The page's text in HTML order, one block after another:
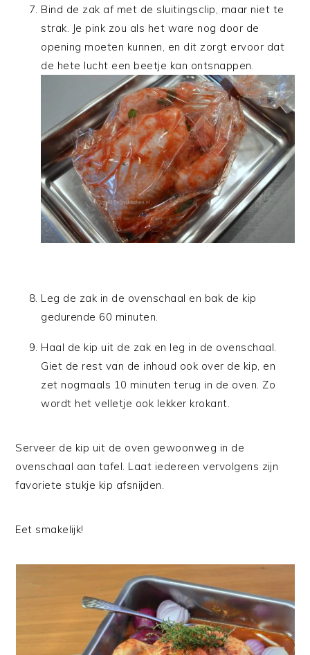
Bind de zak af met de sluitingsclip, maar niet te
strak. Je pink zou als het ware nog door de
opening moeten kunnen, en dit zorgt ervoor dat
de hete lucht een beetje kan ontsnappen.
Leg de zak in de ovenschaal en bak de kip
gedurende 60 minuten.
Haal de kip uit de zak en leg in de ovenschaal.
Giet de rest van de inhoud ook over de kip, en
zet nogmaals 10 minuten terug in de oven. Zo
wordt het velletje ook lekker krokant.
Serveer de kip uit de oven gewoonweg in de
ovenschaal aan tafel. Laat iedereen vervolgens zijn
favoriete stukje kip afsnijden.
Eet smakelijk!